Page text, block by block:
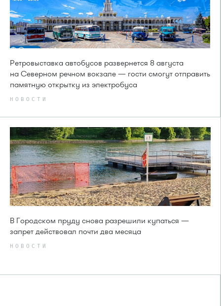
Ретровыставка автобусов развернется 8 августа
на Северном речном вокзале — гости смогут отправить
памятную открытку из электробуса
НОВОСТИ
В Городском пруду снова разрешили купаться —
запрет действовал почти два месяца
НОВОСТИ